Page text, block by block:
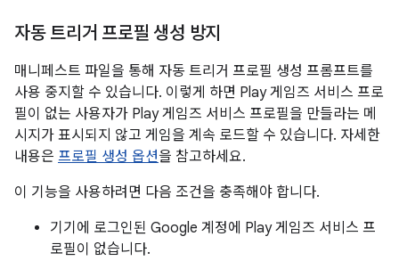
자동 트리거 프로필 생성 방지
매니페스트 파일을 통해 자동 트리거 프로필 생성 프롬프트를
사용 중지할 수 있습니다. 이렇게 하면 Play 게임즈 서비스 프로
필이 없는 사용자가 Play 게임즈 서비스 프로필을 만들라는 메
시지가 표시되지 않고 게임을 계속 로드할 수 있습니다. 자세한
내용은 프로필 생성 옵션을 참고하세요.
이 기능을 사용하려면 다음 조건을 충족해야 합니다.
기기에 로그인된 Google 계정에 Play 게임즈 서비스 프
로필이 없습니다.